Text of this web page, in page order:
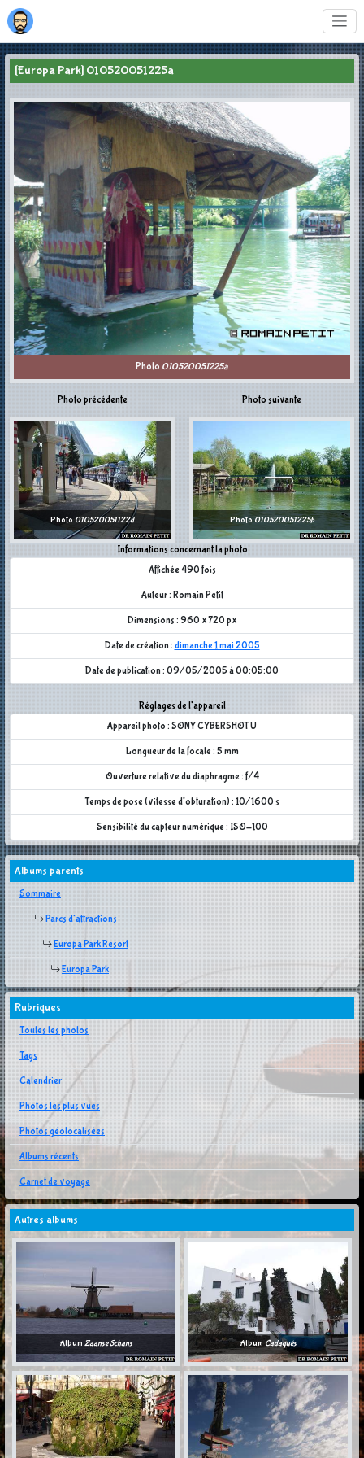
[Europa Park] 010520051225a
Photo 010520051225a
Photo précédente
Photo 010520051122d
Informations concernant la photo
Affichée 490 fois
Auteur : Romain Petit
Dimensions : 960 x 720 px
Date de création : dimanche 1 mai 2005
Date de publication : 09/05/2005 à 00:05:00
Réglages de l'appareil
Appareil photo : SONY CYBERSHOT U
Longueur de la focale : 5 mm
Ouverture relative du diaphragme : f/4
Temps de pose (vitesse d'obturation) : 10/1600 s
Sensibilité du capteur numérique : ISO-100
Photo suivante
Photo 010520051225b
Albums parents
Sommaire
Parcs d'attractions
Europa Park Resort
Europa Park
Rubriques
Toutes les photos
Tags
Calendrier
Photos les plus vues
Photos géolocalisées
Albums récents
Carnet de voyage
Autres albums
Album Zaanse Schans Album Cadaqués